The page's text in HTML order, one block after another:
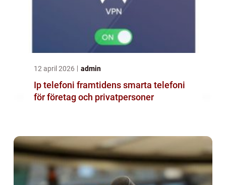
12 april 2026 admin
Ip telefoni framtidens smarta telefoni
för företag och privatpersoner